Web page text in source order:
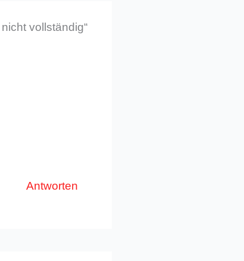
vollständig“
Antworten